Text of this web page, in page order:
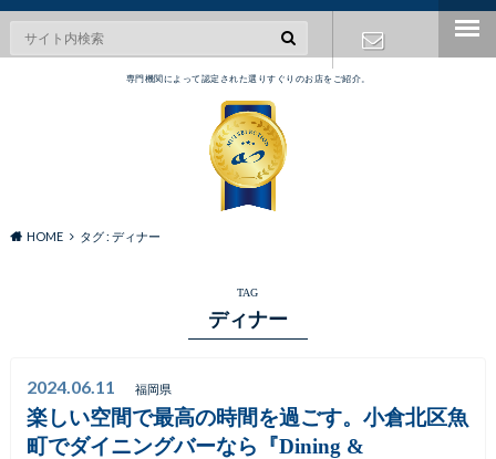
専門機関によって認定された選りすぐりのお店をご紹介。
HOME タグ : ディナー
TAG
ディナー
2024.06.11 福岡県
楽しい空間で最高の時間を過ごす。小倉北区魚
町でダイニングバーなら『Dining &